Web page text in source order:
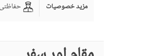
مزید خصوصیات